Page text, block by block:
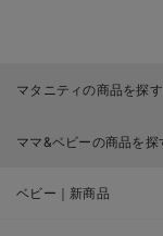
マタニティの商品を探す
ママ&ベビーの商品を探
ベビー｜新商品